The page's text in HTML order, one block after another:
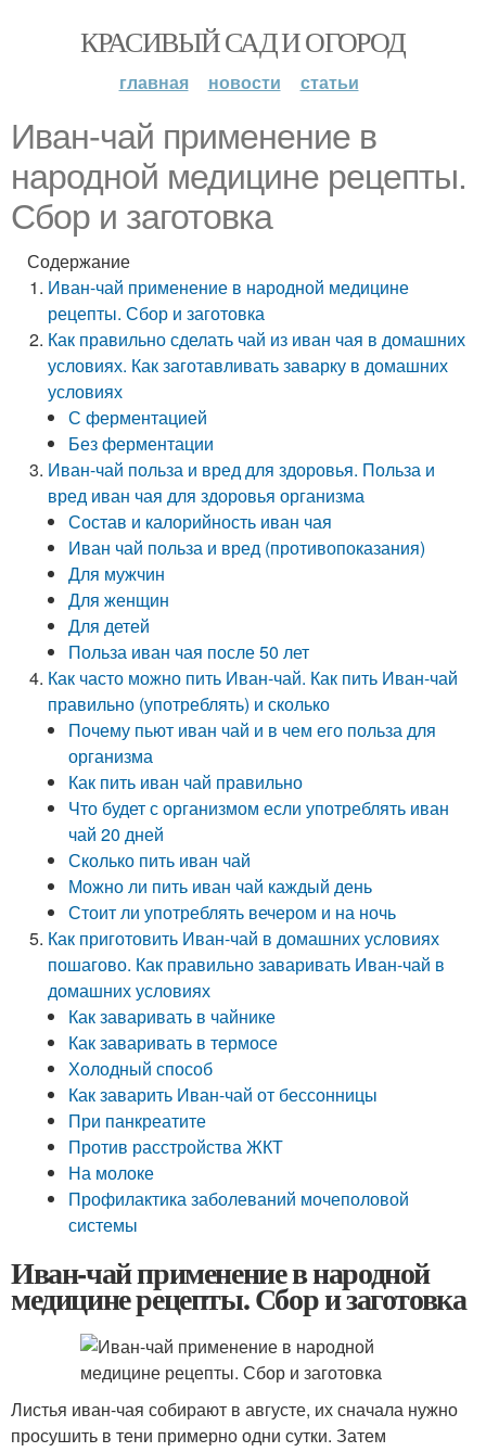
КРАСИВЫЙ САД И ОГОРОД
главная новости статьи
Иван-чай применение в
народной медицине рецепты.
Сбор и заготовка
Содержание
Иван-чай применение в народной медицине
рецепты. Сбор и заготовка
Как правильно сделать чай из иван чая в домашних
условиях. Как заготавливать заварку в домашних
условиях
С ферментацией
Без ферментации
Иван-чай польза и вред для здоровья. Польза и
вред иван чая для здоровья организма
Состав и калорийность иван чая
Иван чай польза и вред (противопоказания)
Для мужчин
Для женщин
Для детей
Польза иван чая после 50 лет
Как часто можно пить Иван-чай. Как пить Иван-чай
правильно (употреблять) и сколько
Почему пьют иван чай и в чем его польза для
организма
Как пить иван чай правильно
Что будет с организмом если употреблять иван
чай 20 дней
Сколько пить иван чай
Можно ли пить иван чай каждый день
Стоит ли употреблять вечером и на ночь
Как приготовить Иван-чай в домашних условиях
пошагово. Как правильно заваривать Иван-чай в
домашних условиях
Как заваривать в чайнике
Как заваривать в термосе
Холодный способ
Как заварить Иван-чай от бессонницы
При панкреатите
Против расстройства ЖКТ
На молоке
Профилактика заболеваний мочеполовой
системы
Иван-чай применение в народной
медицине рецепты. Сбор и заготовка
Листья иван-чая собирают в августе, их сначала нужно
просушить в тени примерно одни сутки. Затем